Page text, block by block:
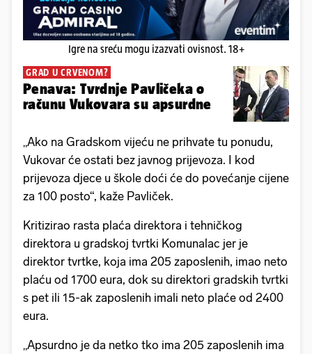
Igre na sreću mogu izazvati ovisnost. 18+
GRAD U CRVENOM?
Penava: Tvrdnje Pavličeka o
računu Vukovara su apsurdne
„Ako na Gradskom vijeću ne prihvate tu ponudu,
Vukovar će ostati bez javnog prijevoza. I kod
prijevoza djece u škole doći će do povećanje cijene
za 100 posto“, kaže Pavliček.
Kritizirao rasta plaća direktora i tehničkog
direktora u gradskoj tvrtki Komunalac jer je
direktor tvrtke, koja ima 205 zaposlenih, imao neto
plaću od 1700 eura, dok su direktori gradskih tvrtki
s pet ili 15-ak zaposlenih imali neto plaće od 2400
eura.
„Apsurdno je da netko tko ima 205 zaposlenih ima